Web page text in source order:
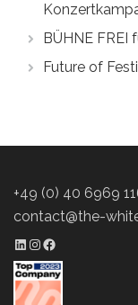
BÜHNE FREI
Future of
+49 (0) 40 6969
contact@the-
LinkedIn Profil
Instagram Profil
Facebook Profil